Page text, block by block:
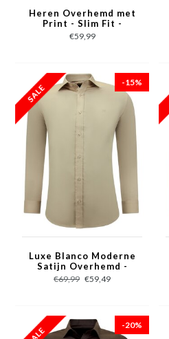
Heren Overhemd met
Print - Slim Fit -
3067NW - Zwart
€59,99
-15%
Luxe Blanco Moderne
Satijn Overhemd -
Slim Fit - 3070 - Beige
€69,99 €59,49
-20%